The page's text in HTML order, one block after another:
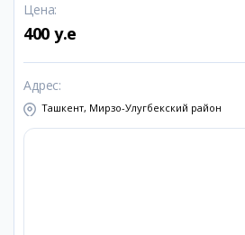
Цена:
400 y.e
Адрес:
Ташкент, Мирзо-Улугбекский район